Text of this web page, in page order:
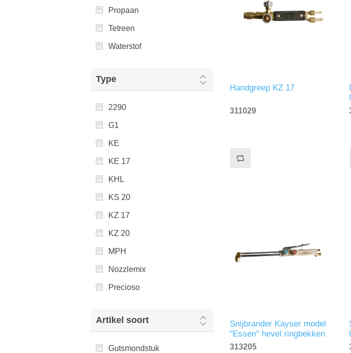
Propaan
Tetreen
Waterstof
Type
2290
G1
KE
KE 17
KHL
KS 20
KZ 17
KZ 20
MPH
Nozzlemix
Precioso
Artikel soort
Gutsmondstuk
Handgreep KZ 17
311029
Snijbrander Kayser model
"Essen" hevel ringbekken
KM 45cm
313205